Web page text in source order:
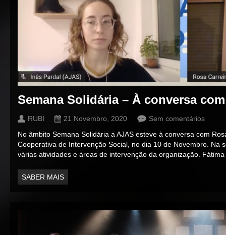
Semana Solidária – À conversa
RUBI 21 Novembro, 2020
Sem comentários
No âmbito Semana Solidária a AJAS esteve à conversa com
Cooperativa de Intervenção Social, no dia 10 de Novembro. Na
várias atividades e áreas de intervenção da organização. Fátima
SABER MAIS